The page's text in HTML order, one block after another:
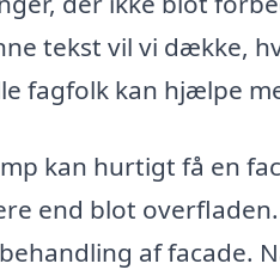
tekst vil vi dække,
fagfolk kan hjælpe
kan hurtigt få en
end blot
af facade.